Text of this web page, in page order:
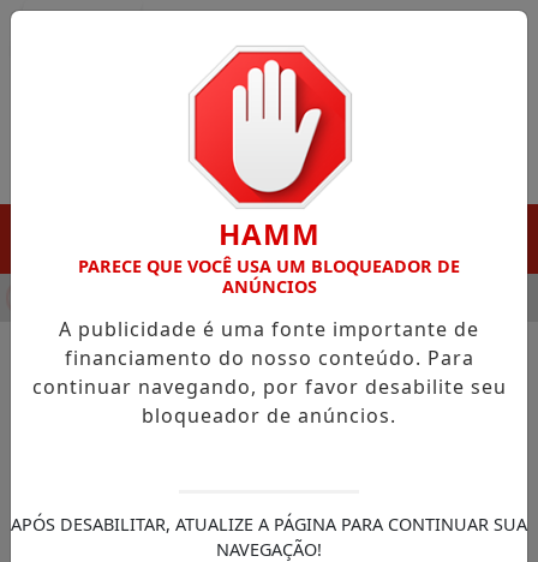
DESTAQUE EM PORTO GRANDE COM ATUAÇÃO VOLTADA
NOTÍCIAS/CÂMARA DOS DEPUTADOS
Comissões discutem
modelo de tributação sobre o
HAMM
PARECE QUE VOCÊ USA UM BLOQUEADOR DE
ANÚNCIOS
A publicidade é uma fonte importante de
financiamento do nosso conteúdo. Para
continuar navegando, por favor desabilite seu
bloqueador de anúncios.
APÓS DESABILITAR, ATUALIZE A PÁGINA PARA CONTINUAR SUA
NAVEGAÇÃO!